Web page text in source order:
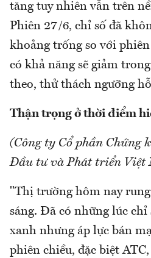
tăng tuy nhiên vẫn trên
Phiên 27/6, chỉ số đã
khoảng trống so với
có khả năng sẽ giảm
theo, thử thách ngưỡng
Thận trọng ở thời điểm
(Công ty Cổ phần Chứng
Đầu tư và Phát triển Việt
"Thị trường hôm nay
sáng. Đã có những lúc chỉ
xanh nhưng áp lực bán
phiên chiều, đặc biệt